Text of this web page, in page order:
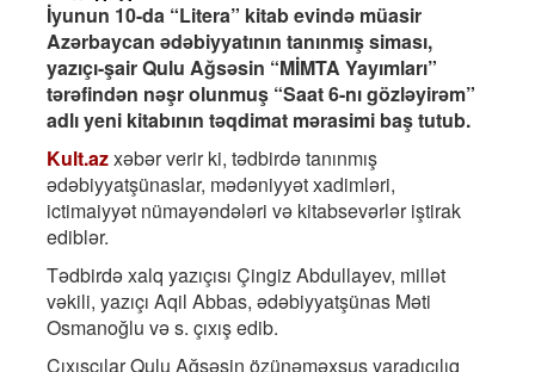
İyunun 10-da “Litera” kitab evində müasir
Azərbaycan ədəbiyyatının tanınmış siması,
yazıçı-şair Qulu Ağsəsin “MİMTA Yayımları”
tərəfindən nəşr olunmuş “Saat 6-nı gözləyirəm”
adlı yeni kitabının təqdimat mərasimi baş tutub.
Kult.azxəbər verir ki, tədbirdə tanınmış
ədəbiyyatşünaslar, mədəniyyət xadimləri,
ictimaiyyət nümayəndələri və kitabsevərlər iştirak
ediblər.
Tədbirdə xalq yazıçısı Çingiz Abdullayev, millət
vəkili, yazıçı Aqil Abbas, ədəbiyyatşünas Məti
Osmanoğlu və s. çıxış edib.
Çıxışçılar Qulu Ağsəsin özünəməxsus yaradıcılıq